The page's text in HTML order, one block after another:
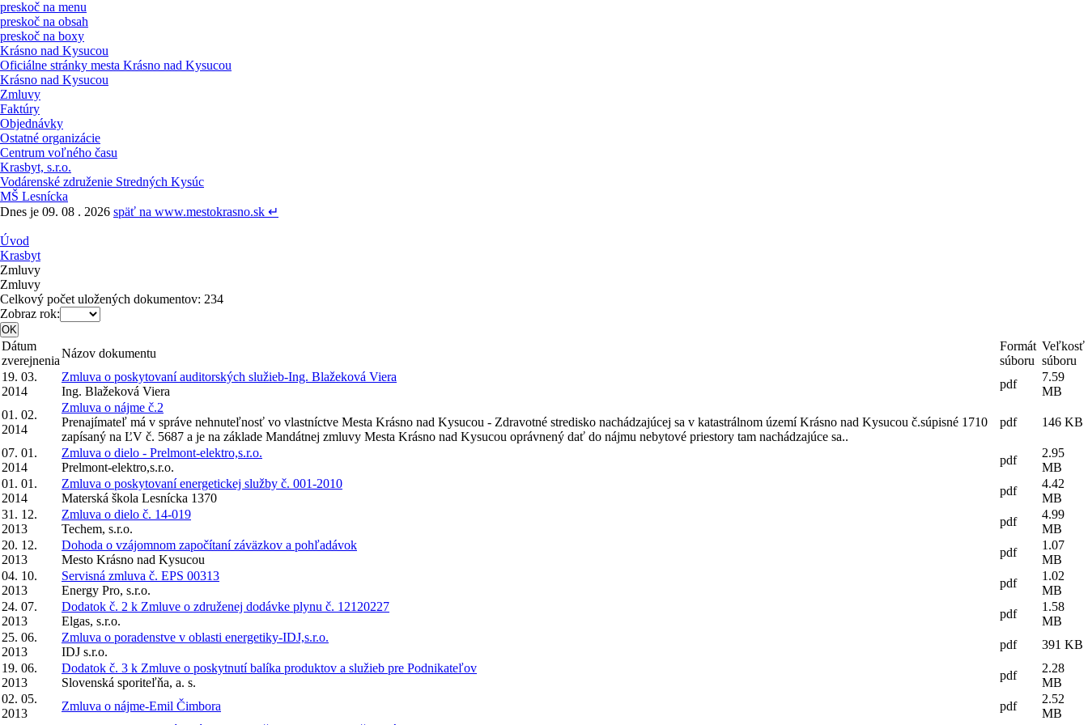
preskoč na menu
preskoč na obsah
preskoč na boxy
Krásno nad Kysucou
Oficiálne stránky mesta Krásno nad Kysucou
Krásno nad Kysucou
Zmluvy
Faktúry
Objednávky
Ostatné organizácie
Centrum voľného času
Krasbyt, s.r.o.
Vodárenské združenie Stredných Kysúc
MŠ Lesnícka
Dnes je 09. 08 . 2026 späť na www.mestokrasno.sk ↵
Úvod
Krasbyt
Zmluvy
Zmluvy
Celkový počet uložených dokumentov: 234
Zobraz rok:
Dátum
zverejnenia
Názov dokumentu
Formát
súboru
Veľkosť
súboru
19. 03.
2014
Zmluva o poskytovaní auditorských služieb-Ing. Blažeková Viera
Ing. Blažeková Viera
pdf
7.59
MB
01. 02.
2014
Zmluva o nájme č.2
Prenajímateľ má v správe nehnuteľnosť vo vlastníctve Mesta Krásno nad Kysucou - Zdravotné stredisko nachádzajúcej sa v katastrálnom území Krásno nad Kysucou č.súpisné 1710
zapísaný na ĽV č. 5687 a je na základe Mandátnej zmluvy Mesta Krásno nad Kysucou oprávnený dať do nájmu nebytové priestory tam nachádzajúce sa..
pdf 146 KB
07. 01.
2014
Zmluva o dielo - Prelmont-elektro,s.r.o.
Prelmont-elektro,s.r.o.
pdf
2.95
MB
01. 01.
2014
Zmluva o poskytovaní energetickej služby č. 001-2010
Materská škola Lesnícka 1370
pdf
4.42
MB
31. 12.
2013
Zmluva o dielo č. 14-019
Techem, s.r.o.
pdf
4.99
MB
20. 12.
2013
Dohoda o vzájomnom započítaní záväzkov a pohľadávok
Mesto Krásno nad Kysucou
pdf
1.07
MB
04. 10.
2013
Servisná zmluva č. EPS 00313
Energy Pro, s.r.o.
pdf
1.02
MB
24. 07.
2013
Dodatok č. 2 k Zmluve o združenej dodávke plynu č. 12120227
Elgas, s.r.o.
pdf
1.58
MB
25. 06.
2013
Zmluva o poradenstve v oblasti energetiky-IDJ,s.r.o.
IDJ s.r.o.
pdf
391 KB
19. 06.
2013
Dodatok č. 3 k Zmluve o poskytnutí balíka produktov a služieb pre Podnikateľov
Slovenská sporiteľňa, a. s.
pdf
2.28
MB
02. 05.
2013
Zmluva o nájme-Emil Čimbora pdf
2.52
MB